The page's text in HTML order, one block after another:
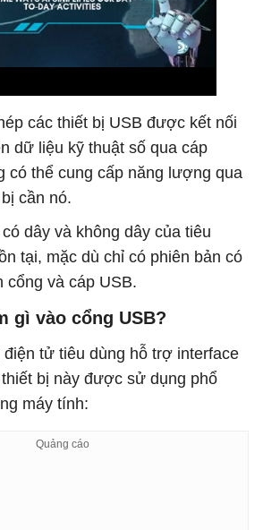
các thiết bị USB được kết nối
dữ liệu kỹ thuật số qua cáp
có thể cung cấp năng lượng qua
cần nó.
dây và không dây của tiêu
tại, mặc dù chỉ có phiên bản có
cổng và cáp USB.
gì vào cổng USB?
điện tử tiêu dùng hỗ trợ interface
bị này được sử dụng phổ
máy tính: